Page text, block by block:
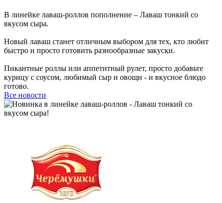
В линейке лаваш-роллов пополнение – Лаваш тонкий со
вкусом сыра.
Новый лаваш станет отличным выбором для тех, кто любит
быстро и просто готовить разнообразные закуски.
Пикантные роллы или аппетитный рулет, просто добавьте
курицу с соусом, любимый сыр и овощи - и вкусное блюдо
готово.
Все новости